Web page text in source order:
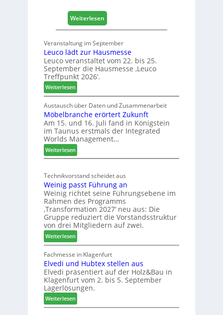
2
0
8
Weiterlesen:
4
J
a
h
C
M
D
e
u
s
h
l
a
n
d
Veranstaltung im September
Leuco lädt zur Hausmesse
Leuco veranstaltet vom 22. bis 25.
September die Hausmesse ‚Leuco
Treffpunkt 2026‘.
Weiterlesen:
L
e
u
c
o
l
ä
d
z
u
r
H
a
u
s
m
e
s
s
e
Austausch über Daten und Zusammenarbeit
Möbelbranche erörtert Zukunft
Am 15. und 16. Juli fand in Königstein
im Taunus erstmals der Integrated
Worlds Management…
Weiterlesen:
M
b
e
l
b
r
a
n
c
h
e
e
r
ö
r
t
e
Technikvorstand scheidet aus
Weinig passt Führung an
Weinig richtet seine Führungsebene im
Rahmen des Programms
‚Transformation 2027‘ neu aus: Die
Gruppe reduziert die Vorstandsstruktur
von drei Mitgliedern auf zwei.
Weiterlesen:
W
e
i
n
i
g
p
a
Fachmesse in Klagenfurt
Elvedi und Hubtex stellen aus
Elvedi präsentiert auf der Holz&Bau in
Klagenfurt vom 2. bis 5. September
Lagerlösungen.
Weiterlesen:
E